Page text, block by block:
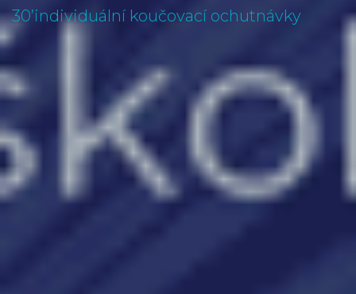
30’individuální koučovací ochutnávky